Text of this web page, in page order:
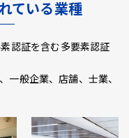
ている業種
認証を含む多要素認証
一般企業、店舗、士業、